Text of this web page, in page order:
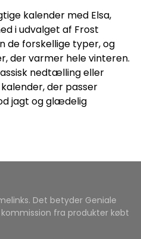
kalender med Elsa,
i udvalget af Frost
de forskellige typer, og
der varmer hele vinteren.
nedtælling eller
der passer
jagt og glædelig
Det betyder Geniale
fra produkter købt